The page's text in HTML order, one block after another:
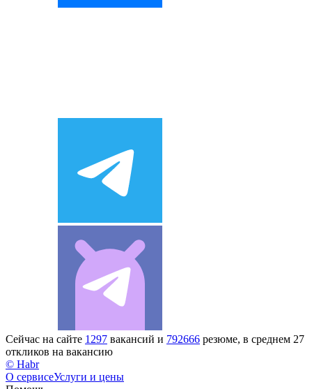
Сейчас на сайте 1297 вакансий и 792666 резюме, в среднем 27
откликов на вакансию
© Habr
О сервисеУслуги и цены